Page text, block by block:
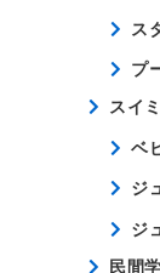
ス
プ
スイ
ベ
ジ
ジ
民間